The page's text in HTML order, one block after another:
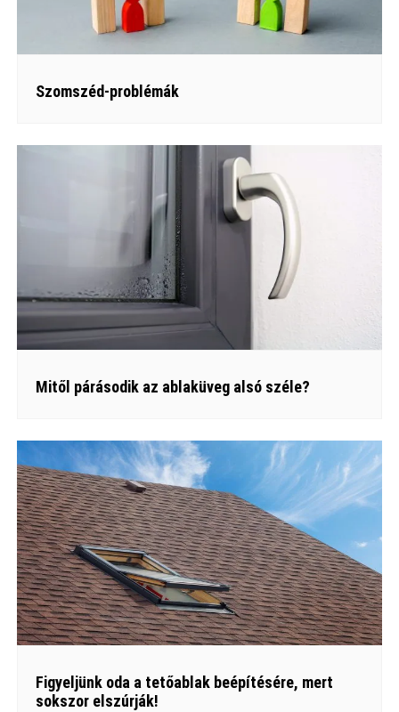
Szomszéd-problémák
Mitől párásodik az ablaküveg alsó széle?
Figyeljünk oda a tetőablak beépítésére, mert
sokszor elszúrják!